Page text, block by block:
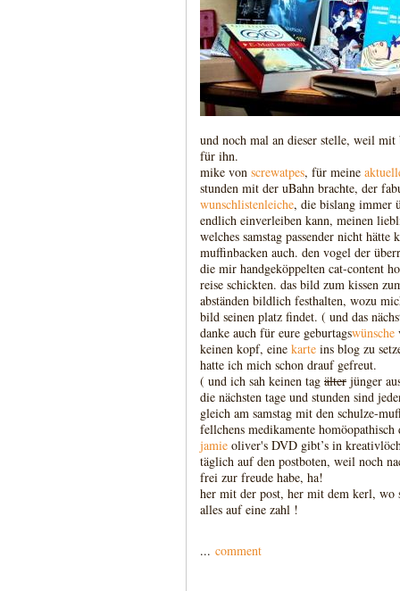
und noch mal an dieser stelle, weil
für ihn.
mike von screwatpes, für meine
stunden mit der uBahn brachte, der
wunschlistenleiche, die bislang immer
endlich einverleiben kann, meinen
welches samstag passender nicht
muffinbacken auch. den vogel der
die mir handgeköppelten cat-content
reise schickten. das bild zum kissen
abständen bildlich festhalten, wozu
bild seinen platz findet. ( und das
danke auch für eure geburtagswünsche
keinen kopf, eine karte ins blog zu
hatte ich mich schon drauf gefreut.
( und ich sah keinen tag älter jünger
die nächsten tage und stunden sind
gleich am samstag mit den schulze-
fellchens medikamente
jamie oliver's DVD gibt’s in
täglich auf den postboten, weil noch
frei zur freude habe, ha!
her mit der post, her mit dem kerl, wo
alles auf eine zahl !
... comment